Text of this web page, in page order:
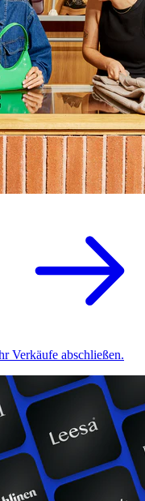
Verkäufe abschließen.